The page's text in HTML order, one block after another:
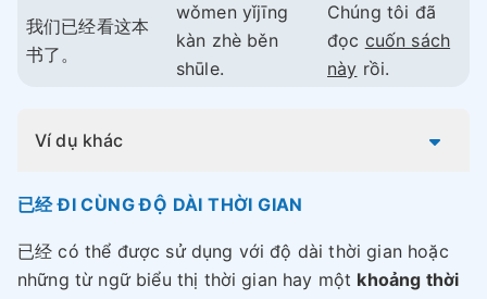
我们已经看这本
书了。
wǒmen yǐjīng
kàn zhè běn
shūle.
Chúng tôi đã
đọc cuốn sách
này rồi.
Ví dụ khác
已经 ĐI CÙNG ĐỘ DÀI THỜI GIAN
已经 có thể được sử dụng với độ dài thời gian hoặc
những từ ngữ biểu thị thời gian hay một khoảng thời